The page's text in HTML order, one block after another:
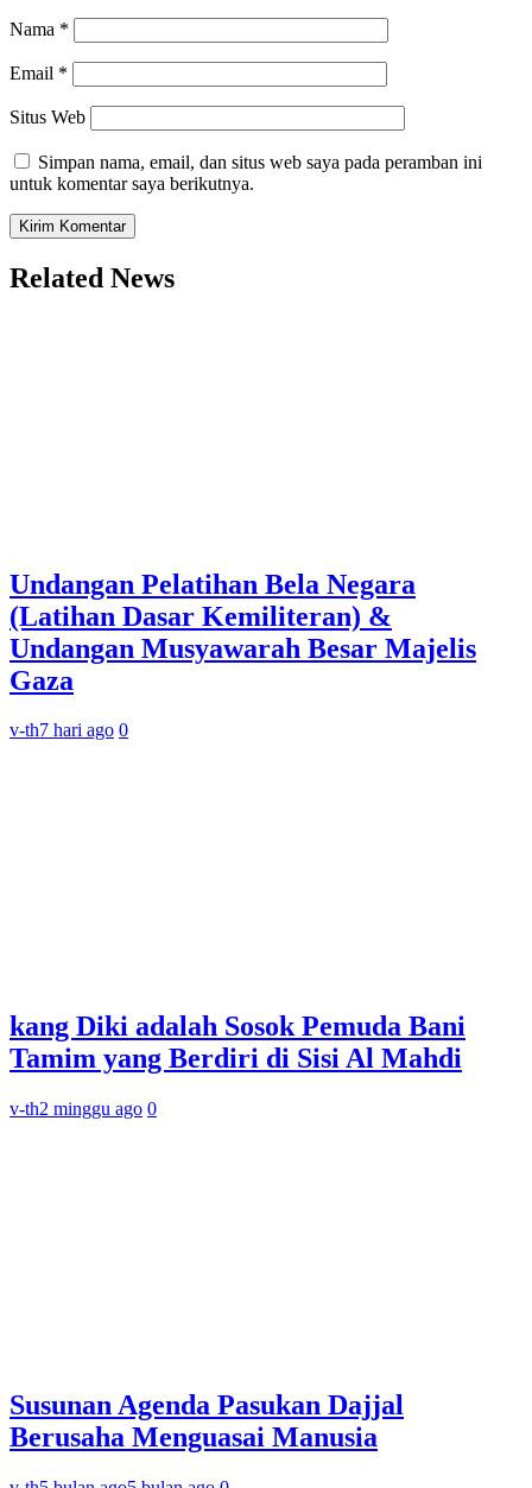
Nama *
Email *
Situs Web
Simpan nama, email, dan situs web saya pada peramban ini
untuk komentar saya berikutnya.
Related News
Undangan Pelatihan Bela Negara
(Latihan Dasar Kemiliteran) &
Undangan Musyawarah Besar Majelis
Gaza
v-th7 hari ago 0
kang Diki adalah Sosok Pemuda Bani
Tamim yang Berdiri di Sisi Al Mahdi
v-th2 minggu ago 0
Susunan Agenda Pasukan Dajjal
Berusaha Menguasai Manusia